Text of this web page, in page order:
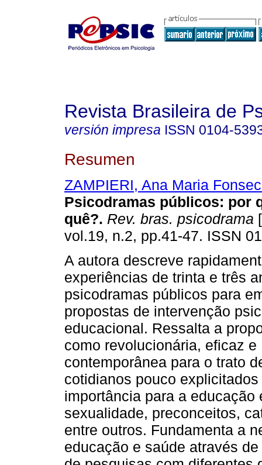
Revista Brasileira de
versión impresa ISSN 0104-
Resumen
ZAMPIERI, Ana Maria
Psicodramas públicos: por
quê?. Rev. bras. psicodrama
vol.19, n.2, pp.41-47. ISSN
A autora descreve
experiências de trinta e três
psicodramas públicos para
propostas de intervenção
educacional. Ressalta a
como revolucionária, eficaz e
contemporânea para o trato
cotidianos pouco
importância para a
sexualidade, preconceitos,
entre outros. Fundamenta a
educação e saúde através